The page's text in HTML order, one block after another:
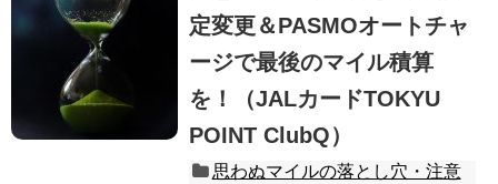
定変更＆PASMOオートチャ
ージで最後のマイル積算
を！（JALカードTOKYU
POINT ClubQ）
思わぬマイルの落とし穴・注意